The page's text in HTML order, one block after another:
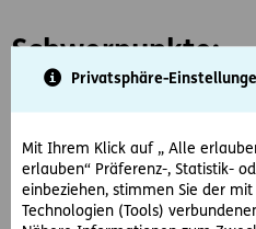
Privatsphäre-
Mit Ihrem Klick auf „ Alle
erlauben“ Präferenz-, Statistik-
einbeziehen, stimmen Sie der
Technologien (Tools)
Schwerpunkte:
unter www.erbrecht-
Vertrags- und
Wirtschaftsrecht